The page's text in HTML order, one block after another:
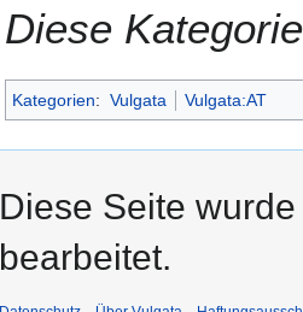
Diese
Kategorien: Vulgata Vulgata:AT
Diese Seite
bearbeitet.